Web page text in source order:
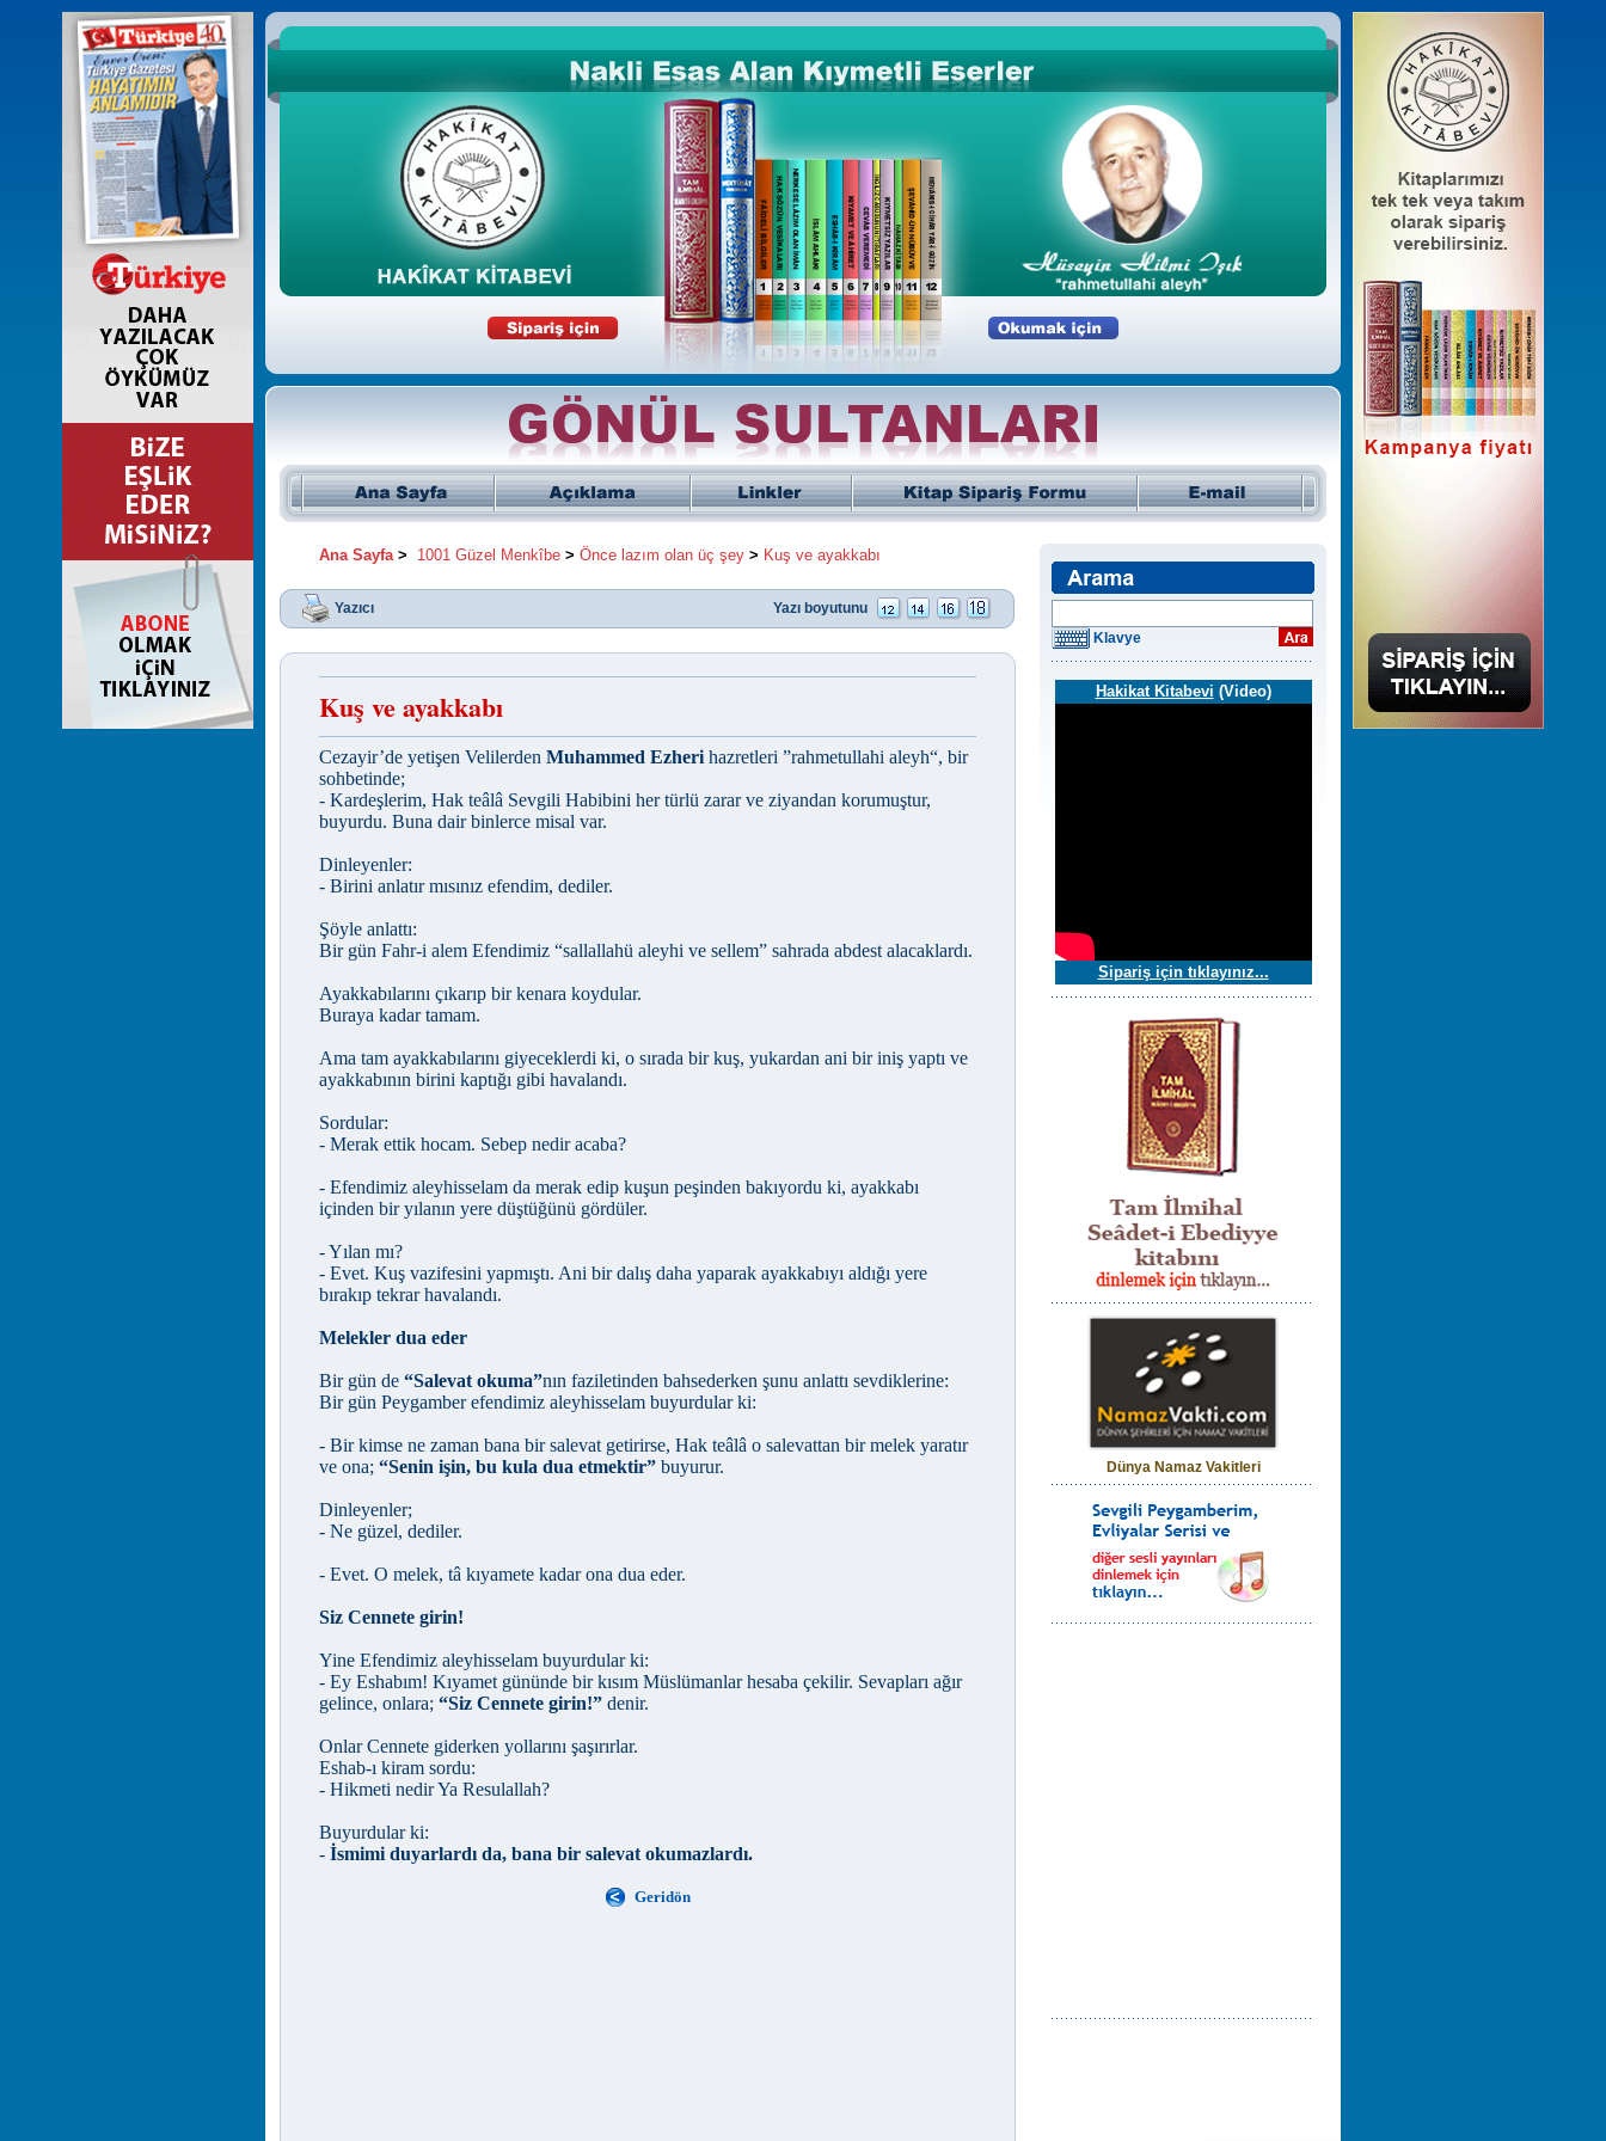
Ana Sayfa> 1001 Güzel Menkîbe > Önce lazım olan üç şey > Kuş ve ayakkabı
Yazıcı Yazı boyutunu
Kuş ve ayakkabı
Cezayir’de yetişen Velilerden Muhammed Ezheri hazretleri ”rahmetullahi aleyh“, bir
sohbetinde;
- Kardeşlerim, Hak teâlâ Sevgili Habibini her türlü zarar ve ziyandan korumuştur,
buyurdu. Buna dair binlerce misal var.
Dinleyenler:
- Birini anlatır mısınız efendim, dediler.
Şöyle anlattı:
Bir gün Fahr-i alem Efendimiz “sallallahü aleyhi ve sellem” sahrada abdest alacaklardı.
Ayakkabılarını çıkarıp bir kenara koydular.
Buraya kadar tamam.
Ama tam ayakkabılarını giyeceklerdi ki, o sırada bir kuş, yukardan ani bir iniş yaptı ve
ayakkabının birini kaptığı gibi havalandı.
Sordular:
- Merak ettik hocam. Sebep nedir acaba?
- Efendimiz aleyhisselam da merak edip kuşun peşinden bakıyordu ki, ayakkabı
içinden bir yılanın yere düştüğünü gördüler.
- Yılan mı?
- Evet. Kuş vazifesini yapmıştı. Ani bir dalış daha yaparak ayakkabıyı aldığı yere
bırakıp tekrar havalandı.
Melekler dua eder
Bir gün de “Salevat okuma”nın faziletinden bahsederken şunu anlattı sevdiklerine:
Bir gün Peygamber efendimiz aleyhisselam buyurdular ki:
- Bir kimse ne zaman bana bir salevat getirirse, Hak teâlâ o salevattan bir melek yaratır
ve ona; “Senin işin, bu kula dua etmektir” buyurur.
Dinleyenler;
- Ne güzel, dediler.
- Evet. O melek, tâ kıyamete kadar ona dua eder.
Siz Cennete girin!
Yine Efendimiz aleyhisselam buyurdular ki:
- Ey Eshabım! Kıyamet gününde bir kısım Müslümanlar hesaba çekilir. Sevapları ağır
gelince, onlara; “Siz Cennete girin!” denir.
Onlar Cennete giderken yollarını şaşırırlar.
Eshab-ı kiram sordu:
- Hikmeti nedir Ya Resulallah?
Buyurdular ki:
- İsmimi duyarlardı da, bana bir salevat okumazlardı.
Geridön
Klavye
Hakikat Kitabevi (Video)
Sipariş için tıklayınız...
Dünya Namaz Vakitleri